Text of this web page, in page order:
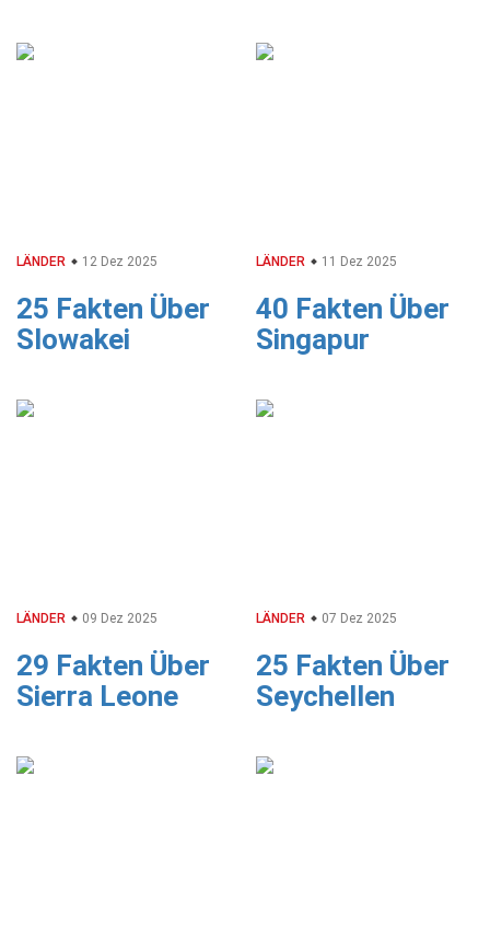
LÄNDER 12 Dez 2025
25 Fakten Über
Slowakei
LÄNDER 11 Dez 2025
40 Fakten Über
Singapur
LÄNDER 09 Dez 2025
29 Fakten Über
Sierra Leone
LÄNDER 07 Dez 2025
25 Fakten Über
Seychellen